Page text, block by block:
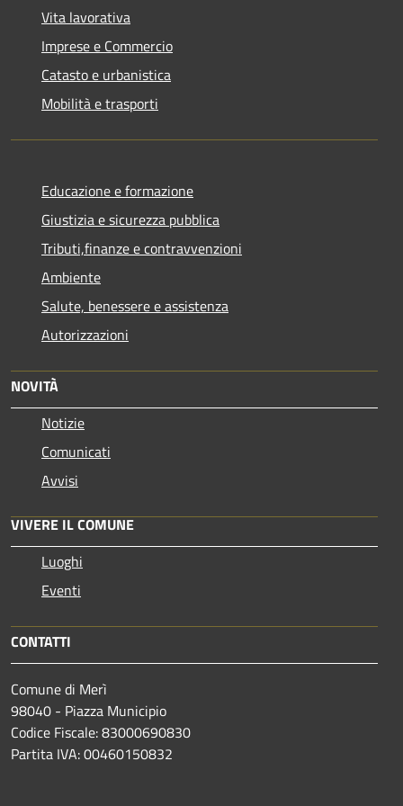
Vita lavorativa
Imprese e Commercio
Catasto e urbanistica
Mobilità e trasporti
Educazione e formazione
Giustizia e sicurezza pubblica
Tributi,finanze e contravvenzioni
Ambiente
Salute, benessere e assistenza
Autorizzazioni
NOVITÀ
Notizie
Comunicati
Avvisi
VIVERE IL COMUNE
Luoghi
Eventi
CONTATTI
Comune di Merì
98040 - Piazza Municipio
Codice Fiscale: 83000690830
Partita IVA: 00460150832